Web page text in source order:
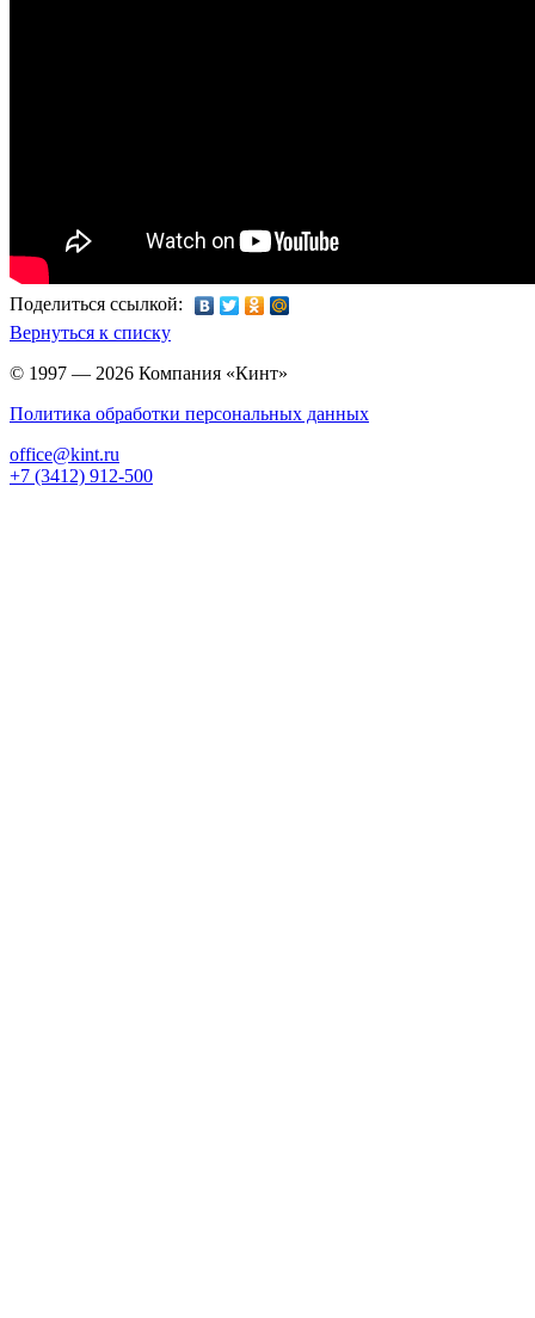
Поделиться ссылкой:
Вернуться к списку
© 1997 — 2026 Компания «Кинт»
Политика обработки персональных данных
office@kint.ru
+7 (3412) 912-500